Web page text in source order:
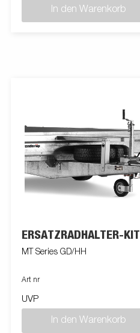
In den Warenkorb
ERSATZRADHALTER-KIT
MT Series GD/HH
Art nr
UVP
In den Warenkorb